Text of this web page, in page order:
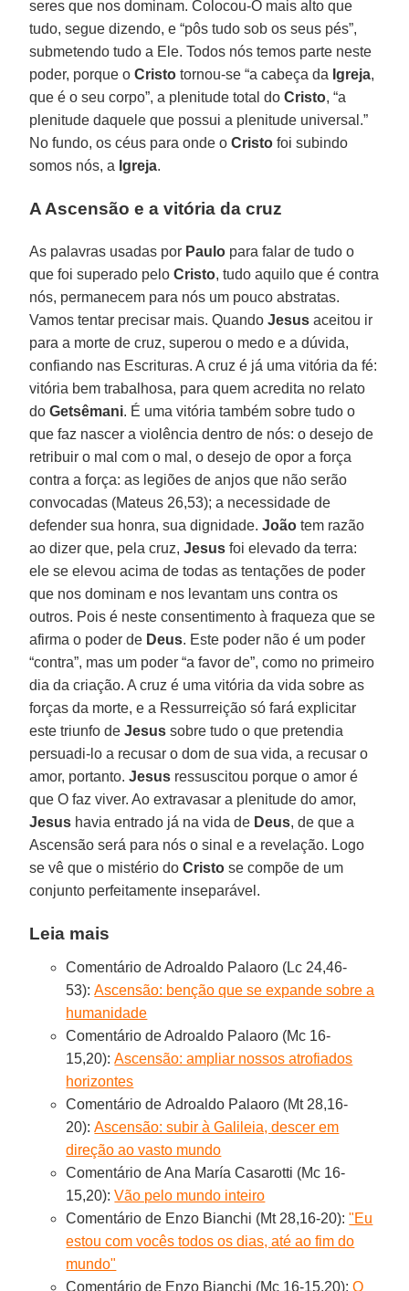
seres que nos dominam. Colocou-O mais alto que
tudo, segue dizendo, e “pôs tudo sob os seus pés”,
submetendo tudo a Ele. Todos nós temos parte neste
poder, porque oCristo tornou-se “a cabeça da Igreja,
que é o seu corpo”, a plenitude total doCristo, “a
plenitude daquele que possui a plenitude universal.”
No fundo, os céus para onde oCristo foi subindo
somos nós, a Igreja.
A Ascensão e a vitória da cruz
As palavras usadas por Paulo para falar de tudo o
que foi superado peloCristo, tudo aquilo que é contra
nós, permanecem para nós um pouco abstratas.
Vamos tentar precisar mais. QuandoJesus aceitou ir
para a morte de cruz, superou o medo e a dúvida,
confiando nas Escrituras. A cruz é já uma vitória da fé:
vitória bem trabalhosa, para quem acredita no relato
doGetsêmani. É uma vitória também sobre tudo o
que faz nascer a violência dentro de nós: o desejo de
retribuir o mal com o mal, o desejo de opor a força
contra a força: as legiões de anjos que não serão
convocadas (Mateus 26,53); a necessidade de
defender sua honra, sua dignidade.João tem razão
ao dizer que, pela cruz,Jesus foi elevado da terra:
ele se elevou acima de todas as tentações de poder
que nos dominam e nos levantam uns contra os
outros. Pois é neste consentimento à fraqueza que se
afirma o poder de Deus. Este poder não é um poder
“contra”, mas um poder “a favor de”, como no primeiro
dia da criação. A cruz é uma vitória da vida sobre as
forças da morte, e a Ressurreição só fará explicitar
este triunfo deJesus sobre tudo o que pretendia
persuadi-lo a recusar o dom de sua vida, a recusar o
amor, portanto.Jesus ressuscitou porque o amor é
que O faz viver. Ao extravasar a plenitude do amor,
Jesus havia entrado já na vida de Deus, de que a
Ascensão será para nós o sinal e a revelação. Logo
se vê que o mistério doCristo se compõe de um
conjunto perfeitamente inseparável.
Leia mais
Comentário de Adroaldo Palaoro (Lc 24,46-
53):Ascensão: benção que se expande sobre a
humanidade
Comentário de Adroaldo Palaoro (Mc 16-
15,20):Ascensão: ampliar nossos atrofiados
horizontes
Comentário de Adroaldo Palaoro (Mt 28,16-
20):Ascensão: subir à Galileia, descer em
direção ao vasto mundo
Comentário de Ana María Casarotti (Mc 16-
15,20):Vão pelo mundo inteiro
Comentário de Enzo Bianchi (Mt 28,16-20):"Eu
estou com vocês todos os dias, até ao fim do
mundo"
Comentário de Enzo Bianchi (Mc 16-15,20):O